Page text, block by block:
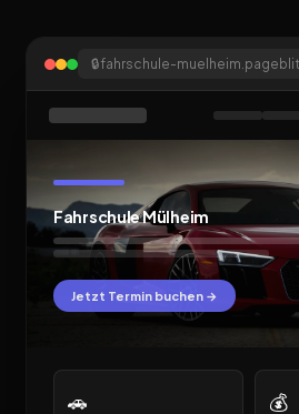
🔒fahrschule-
Fahrschule Mülheim
Jetzt Termin buchen →
🚗 💰